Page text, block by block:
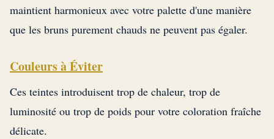
maintient harmonieux avec votre palette d'une manière
que les bruns purement chauds ne peuvent pas égaler.
Couleurs à Éviter
Ces teintes introduisent trop de chaleur, trop de
luminosité ou trop de poids pour votre coloration fraîche
délicate.